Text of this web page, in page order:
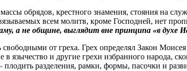
обрядов, крестного знамения, стояния на
всем молитв, кроме Господней, нет
а не общине, выглядит вне принципа «в духе
от греха. Грех определял Закон
язычество и другие грехи избранного народа,
плодить разделения, рамки, формы, пасочки и